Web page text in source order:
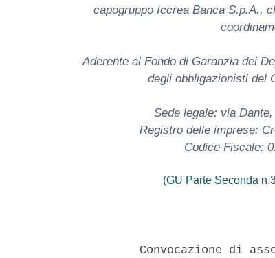
capogruppo Iccrea Banca S.p.A.,
Aderente al Fondo di Garanzia dei
degli obbligazionisti del
Sede legale: via
Registro delle imprese:
Codice Fiscale:
(GU Parte Seconda
Convocazione di